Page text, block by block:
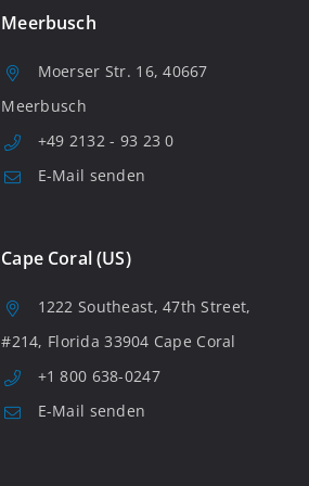
Meerbusch
Moerser Str. 16, 40667
Meerbusch
+49 2132 - 93 23 0
E-Mail senden
Cape Coral (US)
1222 Southeast, 47th Street,
#214, Florida 33904 Cape Coral
+1 800 638-0247
E-Mail senden